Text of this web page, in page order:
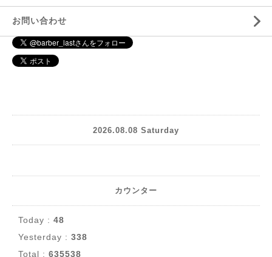
お問い合わせ
2026.08.08 Saturday
カウンター
Today : 48
Yesterday : 338
Total : 635538